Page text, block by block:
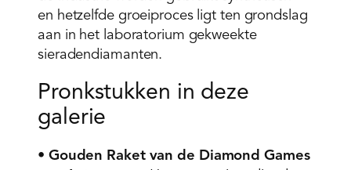
en hetzelfde groeiproces ligt ten grondslag
aan in het laboratorium gekweekte
sieradendiamanten.
Pronkstukken in deze
galerie
• Gouden Raket van de Diamond Games